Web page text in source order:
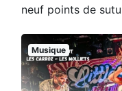
neuf points de
Musique